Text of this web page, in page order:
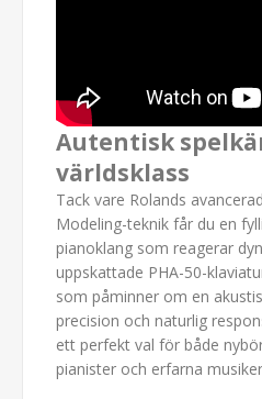
Autentisk
världsklass
Tack vare Rolands
Modeling-teknik får du en
pianoklang som reagerar
uppskattade PHA-50-
som påminner om en
precision och naturlig
ett perfekt val för både
pianister och erfarna